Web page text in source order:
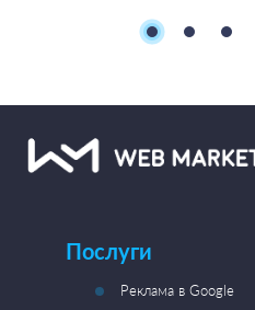
Послуги
Реклама в Google